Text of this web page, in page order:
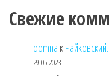
Свежие
domna к
29.05.2023